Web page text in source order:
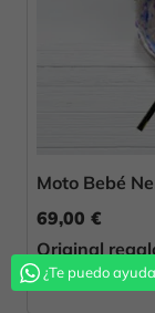
Moto Bebé
69,00 €
Original
Algarrobo
¿Te puedo